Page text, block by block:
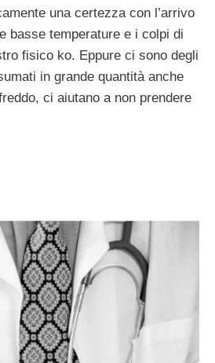
una certezza con l’arrivo
basse temperature e i colpi di
fisico ko. Eppure ci sono degli
in grande quantità anche
ci aiutano a non prendere